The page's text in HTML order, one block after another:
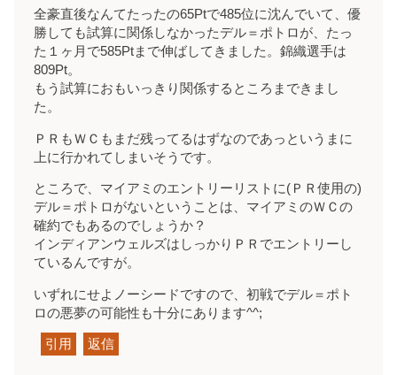
全豪直後なんてたったの65Ptで485位に沈んでいて、優
勝しても試算に関係しなかったデル＝ポトロが、たっ
た１ヶ月で585Ptまで伸ばしてきました。錦織選手は
809Pt。
もう試算におもいっきり関係するところまできまし
た。
ＰＲもＷＣもまだ残ってるはずなのであっというまに
上に行かれてしまいそうです。
ところで、マイアミのエントリーリストに(ＰＲ使用の)
デル＝ポトロがないということは、マイアミのＷＣの
確約でもあるのでしょうか？
インディアンウェルズはしっかりＰＲでエントリーし
ているんですが。
いずれにせよノーシードですので、初戦でデル＝ポト
ロの悪夢の可能性も十分にあります^^;
引用 返信